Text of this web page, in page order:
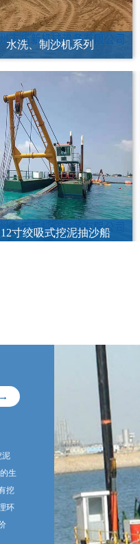
12寸绞吸式挖泥抽沙船
南远距离输送抽沙船
水洗、制沙机系列
泥
生
挖
环